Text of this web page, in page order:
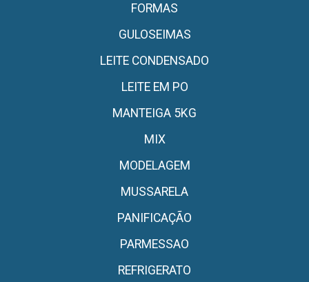
FORMAS
GULOSEIMAS
LEITE CONDENSADO
LEITE EM PO
MANTEIGA 5KG
MIX
MODELAGEM
MUSSARELA
PANIFICAÇÃO
PARMESSAO
REFRIGERATO